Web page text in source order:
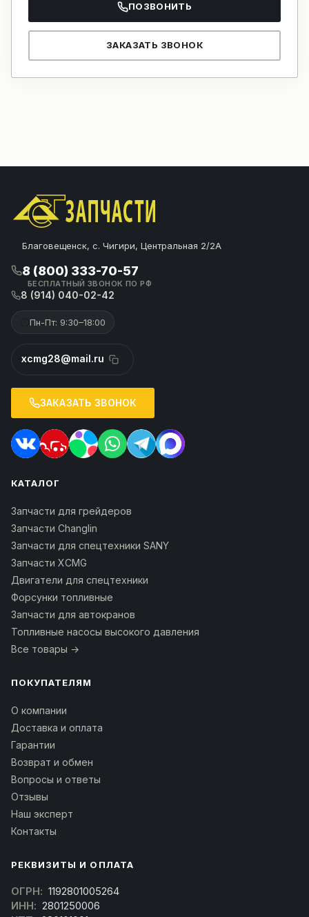
ПОЗВОНИТЬ
ЗАКАЗАТЬ ЗВОНОК
Благовещенск, с. Чигири, Центральная 2/2А
8 (800) 333-70-57
БЕСПЛАТНЫЙ ЗВОНОК ПО РФ
8 (914) 040-02-42
Пн-Пт: 9:30–18:00
xcmg28@mail.ru
ЗАКАЗАТЬ ЗВОНОК
КАТАЛОГ
Запчасти для грейдеров
Запчасти Changlin
Запчасти для спецтехники SANY
Запчасти XCMG
Двигатели для спецтехники
Форсунки топливные
Запчасти для автокранов
Топливные насосы высокого давления
Все товары →
ПОКУПАТЕЛЯМ
О компании
Доставка и оплата
Гарантии
Возврат и обмен
Вопросы и ответы
Отзывы
Наш эксперт
Контакты
РЕКВИЗИТЫ И ОПЛАТА
ОГРН: 1192801005264
ИНН: 2801250006